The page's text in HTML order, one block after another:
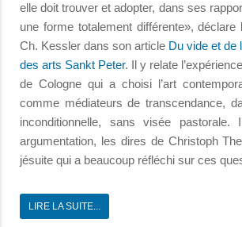
elle doit trouver et adopter, dans ses
une forme totalement différente», déclare
Ch. Kessler dans son article Du vide et de
des arts Sankt Peter. Il y relate
de Cologne qui a choisi l’art
comme médiateurs de transcendance,
inconditionnelle, sans visée
argumentation, les dires de Christoph
jésuite qui a beaucoup réfléchi sur ces
LIRE LA SUITE...